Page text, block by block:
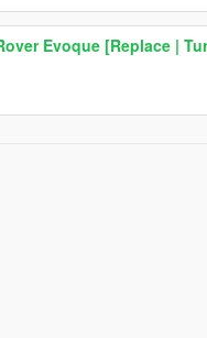
Evoque [Replace |